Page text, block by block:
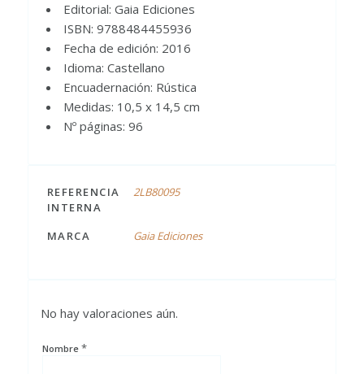
Editorial: Gaia Ediciones
ISBN: 9788484455936
Fecha de edición: 2016
Idioma: Castellano
Encuadernación: Rústica
Medidas: 10,5 x 14,5 cm
Nº páginas: 96
REFERENCIA
INTERNA
2LB80095
MARCA Gaia Ediciones
No hay valoraciones aún.
Nombre *